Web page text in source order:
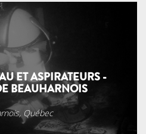
ET ASPIRATEURS -
BEAUHARNOIS
Québec